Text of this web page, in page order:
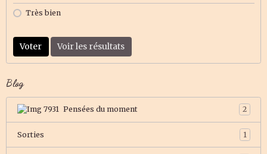
Très bien
Voter Voir les résultats
Blog
Pensées du moment 2
Sorties 1